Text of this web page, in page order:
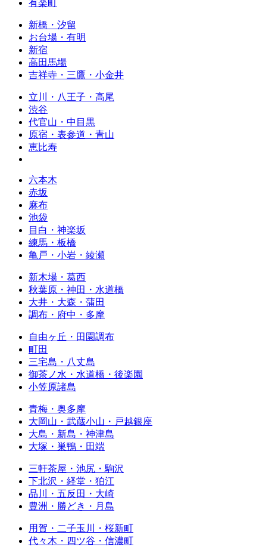
有楽町
新橋・汐留
お台場・有明
新宿
高田馬場
吉祥寺・三鷹・小金井
立川・八王子・高尾
渋谷
代官山・中目黒
原宿・表参道・青山
恵比寿
六本木
赤坂
麻布
池袋
目白・神楽坂
練馬・板橋
亀戸・小岩・綾瀬
新木場・葛西
秋葉原・神田・水道橋
大井・大森・蒲田
調布・府中・多摩
自由ヶ丘・田園調布
町田
三宅島・八丈島
御茶ノ水・水道橋・後楽園
小笠原諸島
青梅・奥多摩
大岡山・武蔵小山・戸越銀座
大島・新島・神津島
大塚・巣鴨・田端
三軒茶屋・池尻・駒沢
下北沢・経堂・狛江
品川・五反田・大崎
豊洲・勝どき・月島
用賀・二子玉川・桜新町
代々木・四ツ谷・信濃町